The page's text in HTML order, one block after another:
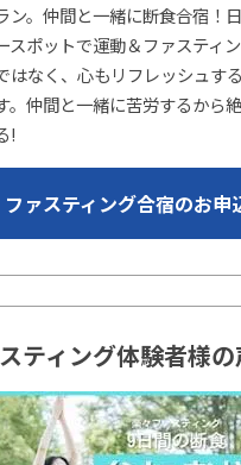
ン。仲間と一緒に断食合宿！
スポットで運動＆ファスティ
はなく、心もリフレッシュす
。仲間と一緒に苦労するから
!
ファスティング合宿のお申
ティング体験者様の